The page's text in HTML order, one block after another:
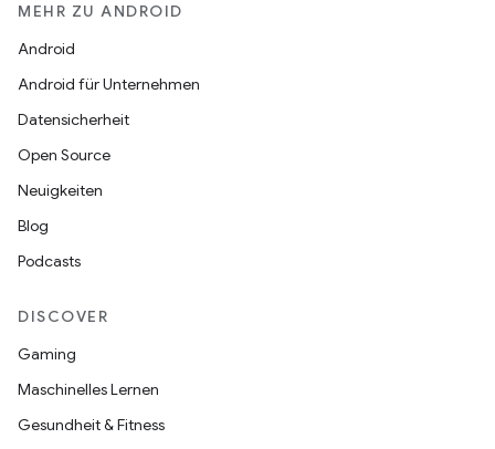
MEHR ZU ANDROID
Android
Android für Unternehmen
Datensicherheit
Open Source
Neuigkeiten
Blog
Podcasts
DISCOVER
Gaming
Maschinelles Lernen
Gesundheit & Fitness